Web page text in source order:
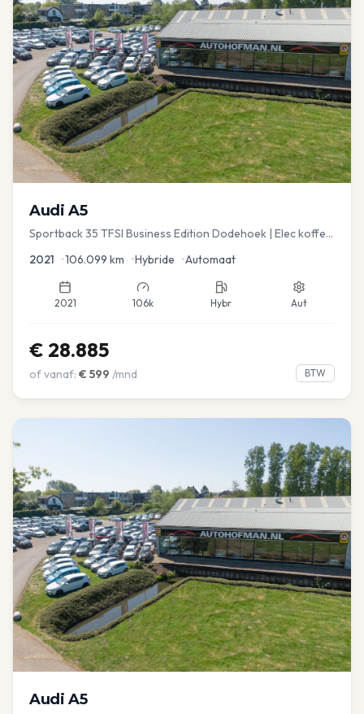
Audi A5
Sportback 35 TFSI Business Edition Dodehoek | Elec koffer
2021 •106.099 km •Hybride •Automaat
2021 106k Hybr Aut
€ 28.885
of vanaf: € 599 /mnd BTW
Audi A5